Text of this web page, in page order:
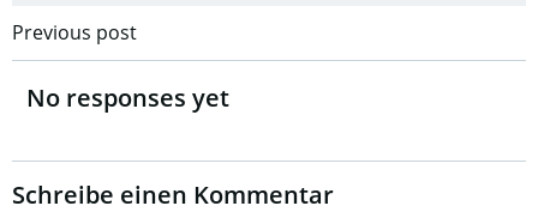
Post
navigation
Previous post
No responses yet
Schreibe einen Kommentar